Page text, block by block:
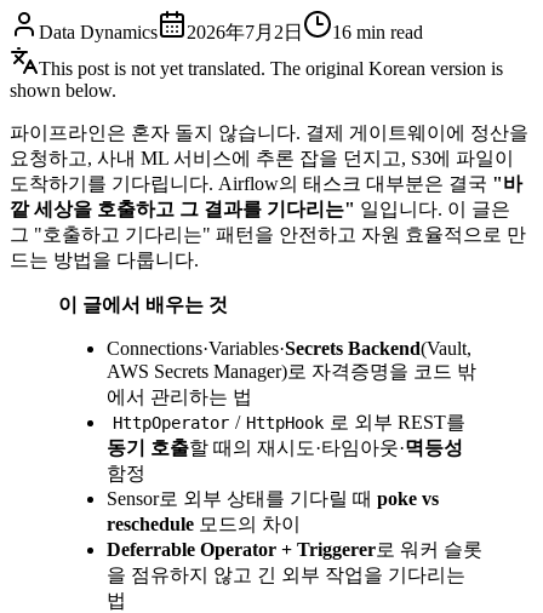
Data Dynamics 2026年7月2日 16 min read
This post is not yet translated. The original Korean version is
shown below.
파이프라인은 혼자 돌지 않습니다. 결제 게이트웨이에 정산을
요청하고, 사내 ML 서비스에 추론 잡을 던지고, S3에 파일이
도착하기를 기다립니다. Airflow의 태스크 대부분은 결국 "바
깥 세상을 호출하고 그 결과를 기다리는" 일입니다. 이 글은
그 "호출하고 기다리는" 패턴을 안전하고 자원 효율적으로 만
드는 방법을 다룹니다.
이 글에서 배우는 것
Connections·Variables·Secrets Backend(Vault,
AWS Secrets Manager)로 자격증명을 코드 밖
에서 관리하는 법
HttpOperator / HttpHook 로 외부 REST를
동기 호출할 때의 재시도·타임아웃·멱등성
함정
Sensor로 외부 상태를 기다릴 때 poke vs
reschedule 모드의 차이
Deferrable Operator + Triggerer로 워커 슬롯
을 점유하지 않고 긴 외부 작업을 기다리는
법